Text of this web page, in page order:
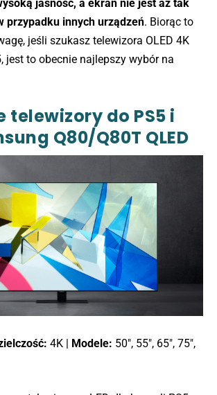
jasność, a ekran nie jest aż tak
przypadku innych urządzeń. Biorąc to
jeśli szukasz telewizora OLED 4K
jest to obecnie najlepszy wybór na
telewizory do PS5 i
Q80/Q80T QLED
4K | Modele: 50″, 55″, 65″, 75″,